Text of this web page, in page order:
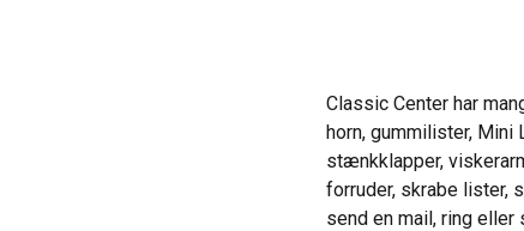
Classic Center har
horn, gummilister,
stænkklapper,
forruder, skrabe lister,
send en mail, ring